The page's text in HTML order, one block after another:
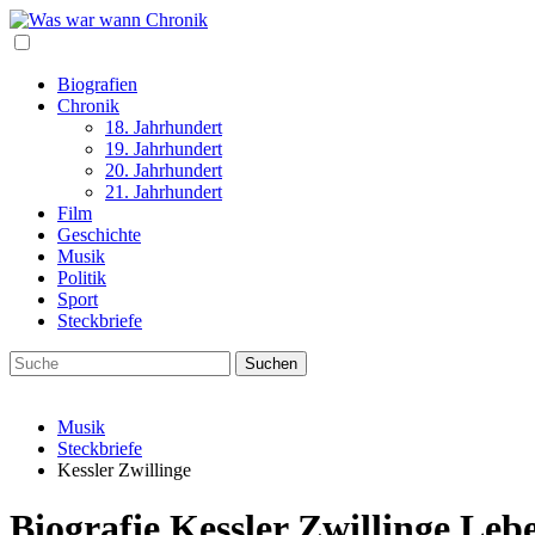
Biografien
Chronik
18. Jahrhundert
19. Jahrhundert
20. Jahrhundert
21. Jahrhundert
Film
Geschichte
Musik
Politik
Sport
Steckbriefe
Musik
Steckbriefe
Kessler Zwillinge